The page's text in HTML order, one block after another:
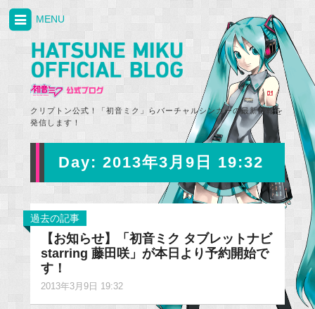
クリプトン公式！「初音ミク」らバーチャルシンガーの最新情報を
発信します！
MENU
Day: 2013年3月9日 19:32
過去の記事
【お知らせ】「初音ミク タブレットナビ
starring 藤田咲」が本日より予約開始で
す！
2013年3月9日 19:32